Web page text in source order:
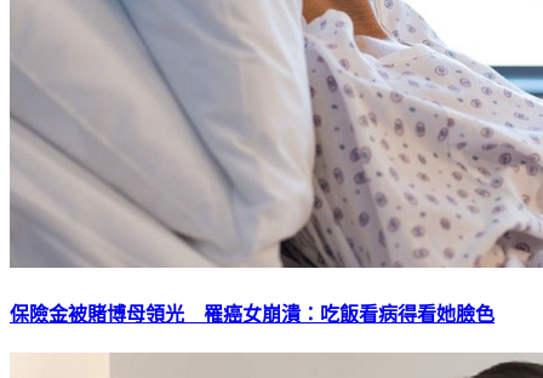
保險金被賭博母領光 罹癌女崩潰：吃飯看病得看她臉色